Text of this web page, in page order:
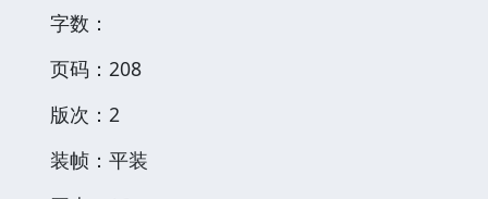
字数：
页码：208
版次：2
装帧：平装